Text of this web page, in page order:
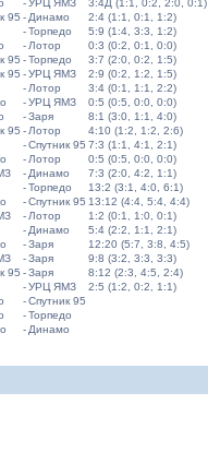
-УРЦ ЯМЗ
3:4Д (1:1, 0:2, 2:0, 0:1)
95 - Динамо
2:4 (1:1, 0:1, 1:2)
-Торпедо
5:9 (1:4, 3:3, 1:2)
- Лотор
0:3 (0:2, 0:1, 0:0)
95 -Торпедо
3:7 (2:0, 0:2, 1:5)
95 -УРЦ ЯМЗ
2:9 (0:2, 1:2, 1:5)
- Лотор
3:4 (0:1, 1:1, 2:2)
-УРЦ ЯМЗ 0:5 (0:5, 0:0, 0:0)
-Заря
8:1 (3:0, 1:1, 4:0)
95 - Лотор
4:10 (1:2, 1:2, 2:6)
-Спутник 95 7:3 (1:1, 4:1, 2:1)
- Лотор 0:5 (0:5, 0:0, 0:0)
- Динамо
7:3 (2:0, 4:2, 1:1)
-Торпедо
13:2 (3:1, 4:0, 6:1)
-Спутник 95 13:12 (4:4, 5:4, 4:4)
- Лотор
1:2 (0:1, 1:0, 0:1)
- Динамо
5:4 (2:2, 1:1, 2:1)
-Заря
12:20 (5:7, 3:8, 4:5)
-Заря
9:8 (3:2, 3:3, 3:3)
95 -Заря
8:12 (2:3, 4:5, 2:4)
-УРЦ ЯМЗ
2:5 (1:2, 0:2, 1:1)
-Спутник 95
-Торпедо
- Динамо